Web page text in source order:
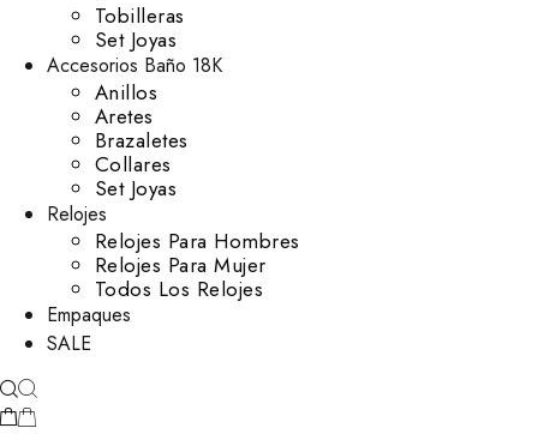
Tobilleras
Set Joyas
Accesorios Baño 18K
Anillos
Aretes
Brazaletes
Collares
Set Joyas
Relojes
Relojes Para Hombres
Relojes Para Mujer
Todos Los Relojes
Empaques
SALE